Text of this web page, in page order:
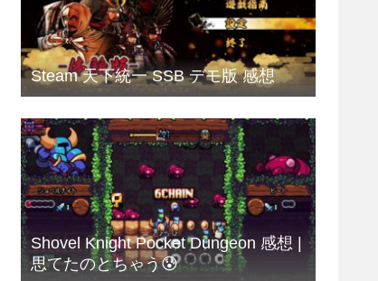
Steam 天下統一 SSB デモ版 感想
Shovel Knight Pocket Dungeon 感想 |
思てたのとちゃう😰